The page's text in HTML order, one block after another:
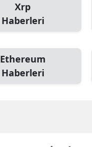
Xrp
Haberleri
Ethereum
Haberleri